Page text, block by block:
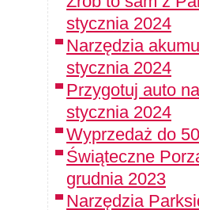
stycznia 2024
Narzędzia
stycznia 2024
Przygotuj auto
stycznia 2024
Wyprzedaż do
Świąteczne
grudnia 2023
Narzędzia